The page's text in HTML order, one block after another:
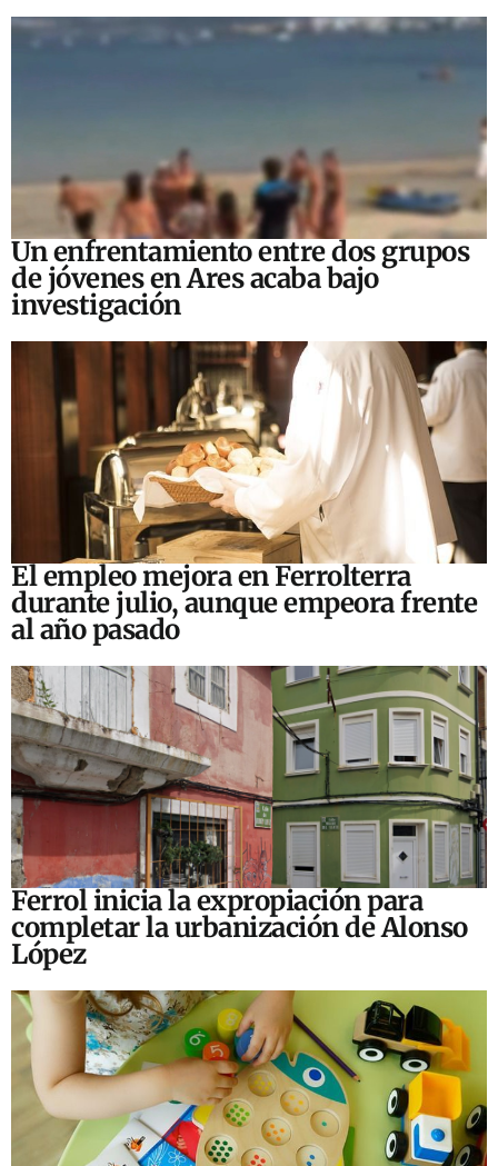
Un enfrentamiento entre dos grupos
de jóvenes en Ares acaba bajo
investigación
El empleo mejora en Ferrolterra
durante julio, aunque empeora frente
al año pasado
Ferrol inicia la expropiación para
completar la urbanización de Alonso
López